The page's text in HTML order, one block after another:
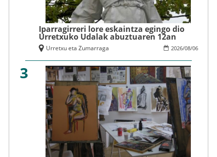
Iparragirreri lore eskaintza egingo dio
Urretxuko Udalak abuztuaren 12an
2026/08/06
Urretxu eta Zumarraga
3